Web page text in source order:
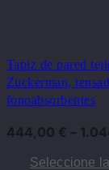
Tapiz de pared
Zuckerman,
fonoabsorbentes
444,00 € –
Seleccione